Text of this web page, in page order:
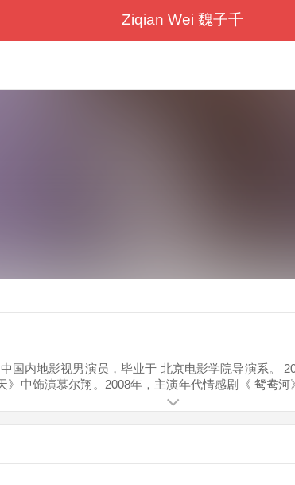
Ziqian Wei 魏子千
国内地影视男演员，毕业于 北京电影学院导演系。
中饰演慕尔翔。2008年，主演年代情感剧《 鸳鸯
2012年，出演古装武侠剧《 笑傲江湖》。2014年